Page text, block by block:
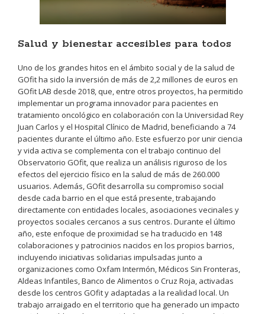
Salud y bienestar accesibles para todos
Uno de los grandes hitos en el ámbito social y de la salud de
GOfit ha sido la inversión de más de 2,2 millones de euros en
GOfit LAB desde 2018, que, entre otros proyectos, ha permitido
implementar un programa innovador para pacientes en
tratamiento oncológico en colaboración con la Universidad Rey
Juan Carlos y el Hospital Clínico de Madrid, beneficiando a 74
pacientes durante el último año. Este esfuerzo por unir ciencia
y vida activa se complementa con el trabajo continuo del
Observatorio GOfit, que realiza un análisis riguroso de los
efectos del ejercicio físico en la salud de más de 260.000
usuarios. Además, GOfit desarrolla su compromiso social
desde cada barrio en el que está presente, trabajando
directamente con entidades locales, asociaciones vecinales y
proyectos sociales cercanos a sus centros. Durante el último
año, este enfoque de proximidad se ha traducido en 148
colaboraciones y patrocinios nacidos en los propios barrios,
incluyendo iniciativas solidarias impulsadas junto a
organizaciones como Oxfam Intermón, Médicos Sin Fronteras,
Aldeas Infantiles, Banco de Alimentos o Cruz Roja, activadas
desde los centros GOfit y adaptadas a la realidad local. Un
trabajo arraigado en el territorio que ha generado un impacto